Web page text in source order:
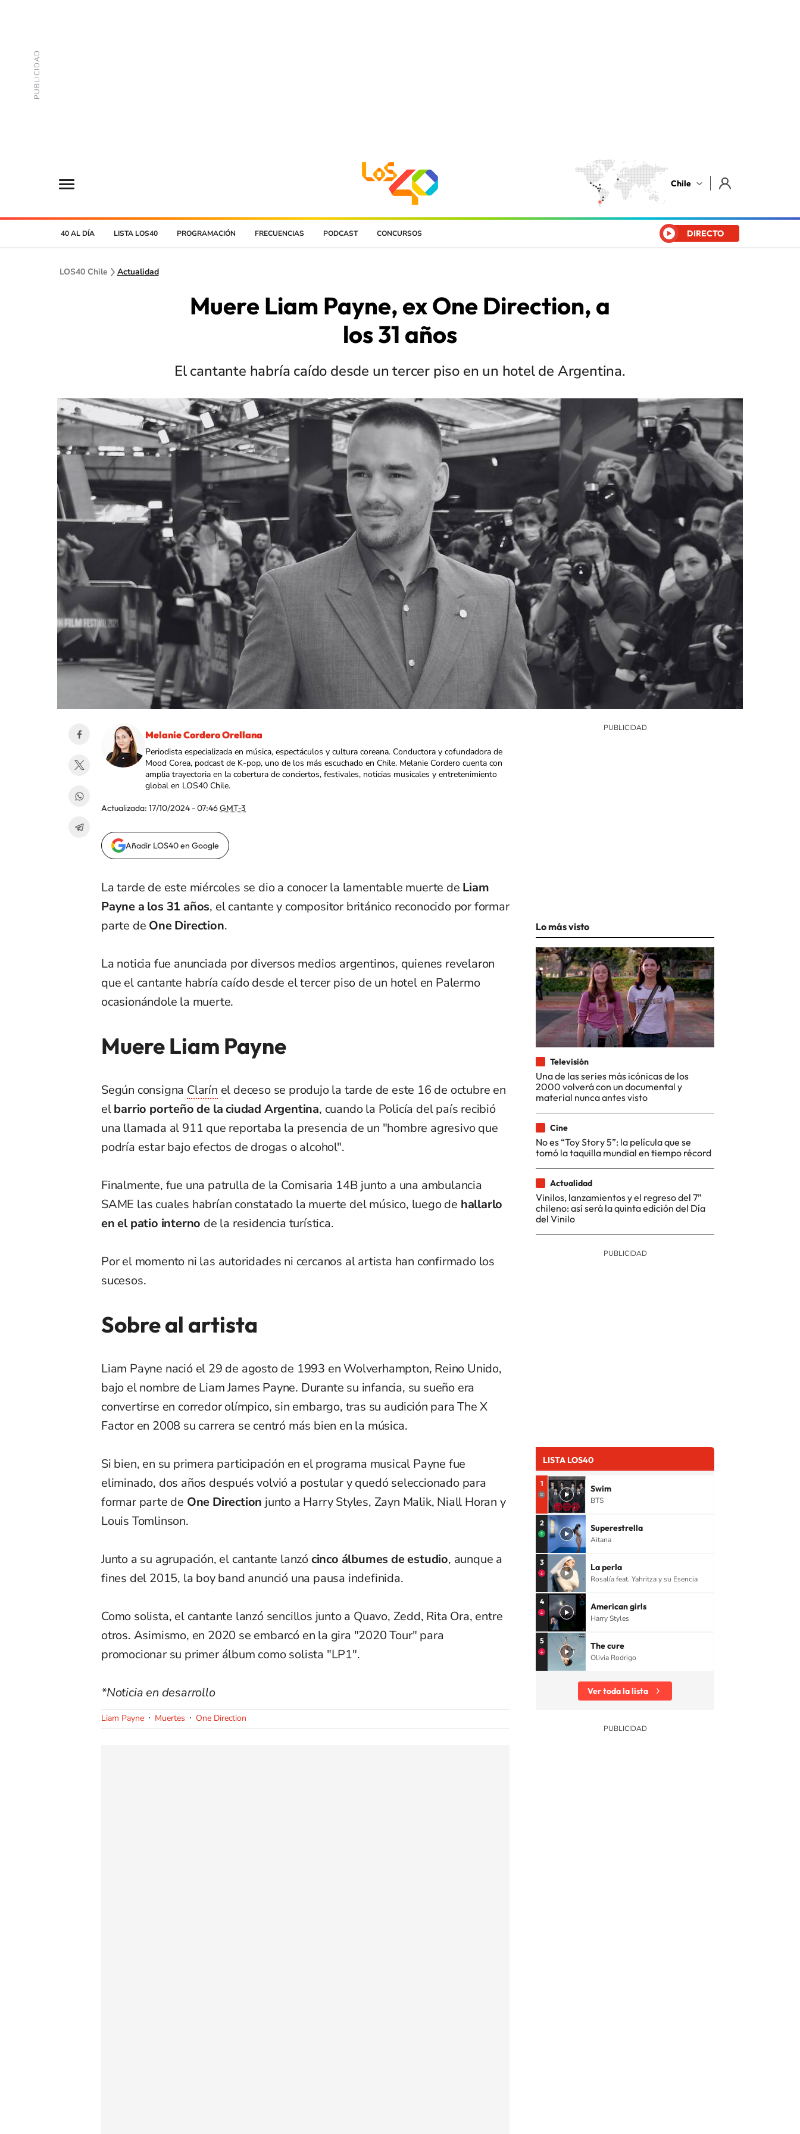
Chile
40 AL DÍA LISTA LOS40 PROGRAMACIÓN FRECUENCIAS PODCAST CONCURSOS DIRECTO
LOS40 Chile Actualidad
Muere Liam Payne, ex One Direction, a
los 31 años
El cantante habría caído desde un tercer piso en un hotel de Argentina.
Melanie Cordero Orellana
Periodista especializada en música, espectáculos y cultura coreana. Conductora y cofundadora de
Mood Corea, podcast de K-pop, uno de los más escuchado en Chile. Melanie Cordero cuenta con
amplia trayectoria en la cobertura de conciertos, festivales, noticias musicales y entretenimiento
global en LOS40 Chile.
Actualizada: 17/10/2024 - 07:46GMT-3
Añadir LOS40 en Google
La tarde de este miércoles se dio a conocer la lamentable muerte de Liam
Payne a los 31 años, el cantante y compositor británico reconocido por formar
parte de One Direction.
La noticia fue anunciada por diversos medios argentinos, quienes revelaron
que el cantante habría caído desde el tercer piso de un hotel en Palermo
ocasionándole la muerte.
Muere Liam Payne
Según consigna Clarín el deceso se produjo la tarde de este 16 de octubre en
elbarrio porteño de la ciudad Argentina, cuando la Policía del país recibió
una llamada al 911 que reportaba la presencia de un "hombre agresivo que
podría estar bajo efectos de drogas o alcohol".
Finalmente, fue una patrulla de la Comisaria 14B junto a una ambulancia
SAME las cuales habrían constatado la muerte del músico, luego de hallarlo
en el patio interno de la residencia turística.
Por el momento ni las autoridades ni cercanos al artista han confirmado los
sucesos.
Sobre al artista
Liam Payne nació el 29 de agosto de 1993 en Wolverhampton, Reino Unido,
bajo el nombre de Liam James Payne. Durante su infancia, su sueño era
convertirse en corredor olímpico, sin embargo, tras su audición para The X
Factor en 2008 su carrera se centró más bien en la música.
Si bien, en su primera participación en el programa musical Payne fue
eliminado, dos años después volvió a postular y quedó seleccionado para
formar parte de One Direction junto a Harry Styles, Zayn Malik, Niall Horan y
Louis Tomlinson.
Junto a su agrupación, el cantante lanzócinco álbumes de estudio, aunque a
fines del 2015, la boy band anunció una pausa indefinida.
Como solista, el cantante lanzó sencillos junto a Quavo, Zedd, Rita Ora, entre
otros. Asimismo, en 2020 se embarcó en la gira "2020 Tour" para
promocionar su primer álbum como solista "LP1".
*Noticia en desarrollo
Liam Payne Muertes One Direction
Lo más visto
Televisión
Una de las series más icónicas de los
2000 volverá con un documental y
material nunca antes visto
Cine
No es “Toy Story 5”: la película que se
tomó la taquilla mundial en tiempo récord
Actualidad
Vinilos, lanzamientos y el regreso del 7”
chileno: así será la quinta edición del Día
del Vinilo
LISTA LOS40
1 Swim
BTS
2 Superestrella
Aitana
3 La perla
Rosalía feat. Yahritza y su Esencia
4 American girls
Harry Styles
5 The cure
Olivia Rodrigo
Ver toda la lista